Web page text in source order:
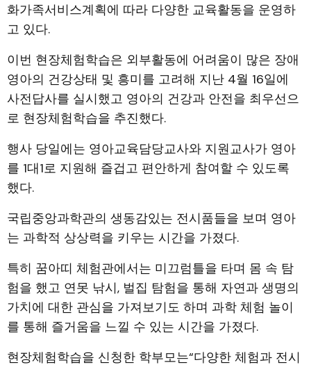
화가족서비스계획에 따라 다양한 교육활동을 운영하
고 있다.
이번 현장체험학습은 외부활동에 어려움이 많은 장애
영아의 건강상태 및 흥미를 고려해 지난 4월 16일에
사전답사를 실시했고 영아의 건강과 안전을 최우선으
로 현장체험학습을 추진했다.
행사 당일에는 영아교육담당교사와 지원교사가 영아
를 1대1로 지원해 즐겁고 편안하게 참여할 수 있도록
했다.
국립중앙과학관의 생동감있는 전시품들을 보며 영아
는 과학적 상상력을 키우는 시간을 가졌다.
특히 꿈아띠 체험관에서는 미끄럼틀을 타며 몸 속 탐
험을 했고 연못 낚시, 벌집 탐험을 통해 자연과 생명의
가치에 대한 관심을 가져보기도 하며 과학 체험 놀이
를 통해 즐거움을 느낄 수 있는 시간을 가졌다.
현장체험학습을 신청한 학부모는“다양한 체험과 전시